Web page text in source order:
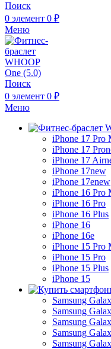
Поиск
0 элемент 0 ₽
Меню
Поиск
0 элемент 0 ₽
Меню
iPhone 17 Pro
iPhone 17 Pro
iPhone 17 Air
iPhone 17new
iPhone 17enew
iPhone 16 Pro
iPhone 16 Pro
iPhone 16 Plus
iPhone 16
iPhone 16e
iPhone 15 Pro
iPhone 15 Pro
iPhone 15 Plus
iPhone 15
Samsung
Samsung
Samsung
Samsung
Samsung